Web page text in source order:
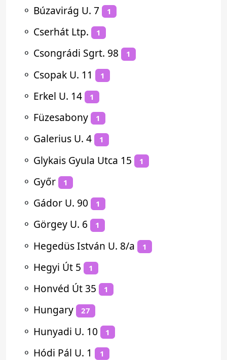
⚬ Búzavirág U. 7 1
⚬ Cserhát Ltp. 1
⚬ Csongrádi Sgrt. 98 1
⚬ Csopak U. 11 1
⚬ Erkel U. 14 1
⚬ Füzesabony 1
⚬ Galerius U. 4 1
⚬ Glykais Gyula Utca 15 1
⚬ Győr 1
⚬ Gádor U. 90 1
⚬ Görgey U. 6 1
⚬ Hegedüs István U. 8/a 1
⚬ Hegyi Út 5 1
⚬ Honvéd Út 35 1
⚬ Hungary 27
⚬ Hunyadi U. 10 1
⚬ Hódi Pál U. 1 1